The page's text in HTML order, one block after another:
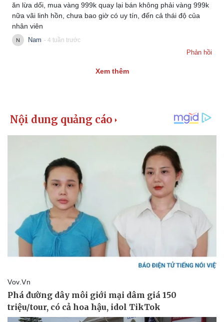
Bóng đá
Lịch thi đấu bóng đá
Thế giới thể thao
eSports
Xe máy
Tư vấn
ăn lừa dối, mua vàng 999k quay lại bán không phải vàng 999k
nữa vãi linh hồn, chưa bao giờ có uy tín, đến cả thái độ của
nhân viên
Nam - 4 tuần trước
Phản hồi
Xem thêm